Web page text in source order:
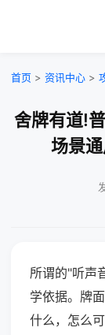
首页 > 资讯中心 >
舍牌有道!
场景
所谓的"听声
学依据。牌
什么，怎么